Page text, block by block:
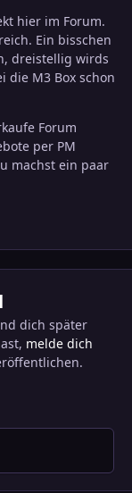
hier im Forum.
Ein bisschen
dreistellig wirds
die M3 Box schon
Forum
per PM
machst ein paar
dich später
melde dich